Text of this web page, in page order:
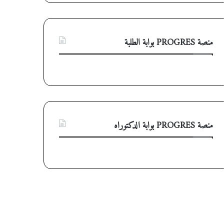
منصة PROGRES بوابة الطلبة
منصة PROGRES بوابة الدكتوراه